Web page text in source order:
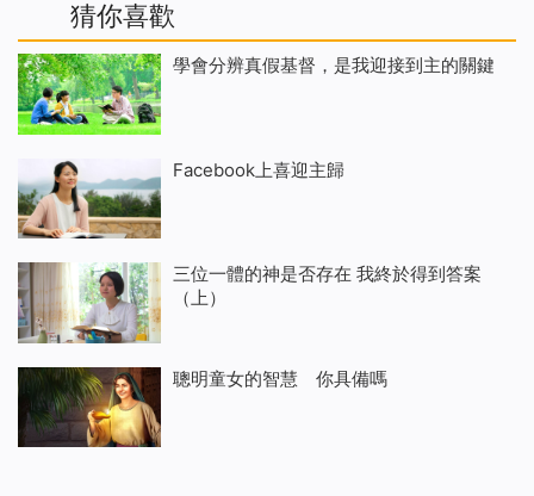
猜你喜歡
學會分辨真假基督，是我迎接到主的關鍵
Facebook上喜迎主歸
三位一體的神是否存在 我終於得到答案
（上）
聰明童女的智慧 你具備嗎